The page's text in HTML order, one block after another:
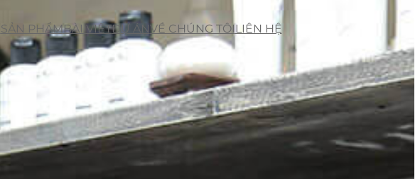
SẢN PHẨMBÀI VIẾTDỰ ÁNVỀ CHÚNG TÔILIÊN HỆ